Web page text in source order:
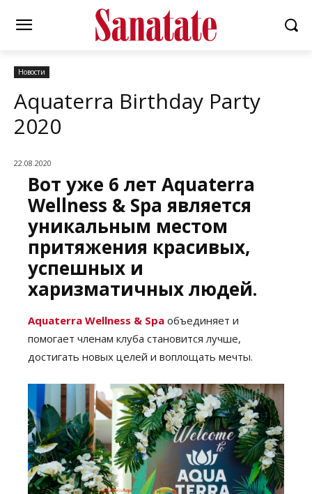
Новости
Aquaterra Birthday Party
2020
22.08.2020
Вот уже 6 лет Aquaterra
Wellness & Spa является
уникальным местом
притяжения красивых,
успешных и
харизматичных людей.
Aquaterra Wellness & Spa объединяет и
помогает членам клуба становится лучше,
достигать новых целей и воплощать мечты.